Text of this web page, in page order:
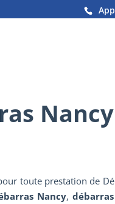
Nancy
toute prestation de
Nancy,